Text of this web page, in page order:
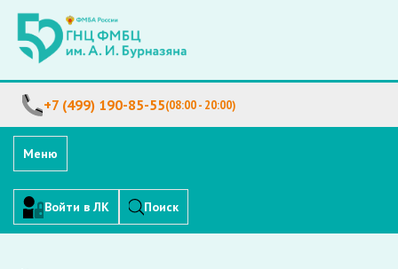
+7 (499) 190-85-55(08:00 - 20:00)
Меню
Войти в ЛК Поиск